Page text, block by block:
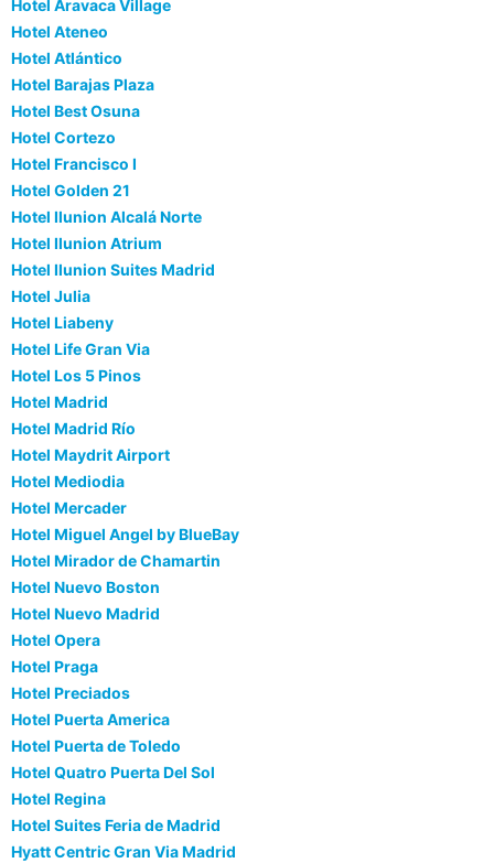
Hotel Aravaca Village
Hotel Ateneo
Hotel Atlántico
Hotel Barajas Plaza
Hotel Best Osuna
Hotel Cortezo
Hotel Francisco I
Hotel Golden 21
Hotel Ilunion Alcalá Norte
Hotel Ilunion Atrium
Hotel Ilunion Suites Madrid
Hotel Julia
Hotel Liabeny
Hotel Life Gran Via
Hotel Los 5 Pinos
Hotel Madrid
Hotel Madrid Río
Hotel Maydrit Airport
Hotel Mediodia
Hotel Mercader
Hotel Miguel Angel by BlueBay
Hotel Mirador de Chamartin
Hotel Nuevo Boston
Hotel Nuevo Madrid
Hotel Opera
Hotel Praga
Hotel Preciados
Hotel Puerta America
Hotel Puerta de Toledo
Hotel Quatro Puerta Del Sol
Hotel Regina
Hotel Suites Feria de Madrid
Hyatt Centric Gran Via Madrid